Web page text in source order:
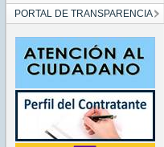
PORTAL DE TRANSPARENCIA